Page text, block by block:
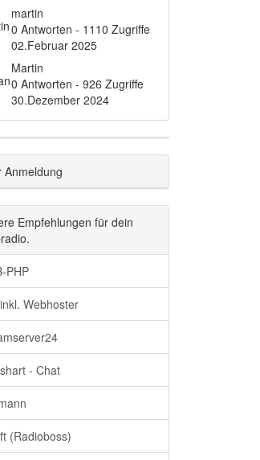
martin
0 Antworten - 1110 Zugriffe
02.Februar 2025
Martin
0 Antworten - 926 Zugriffe
30.Dezember 2024
Anmeldung
Empfehlungen für dein
PHP
Webhoster
- Chat
(Radioboss)